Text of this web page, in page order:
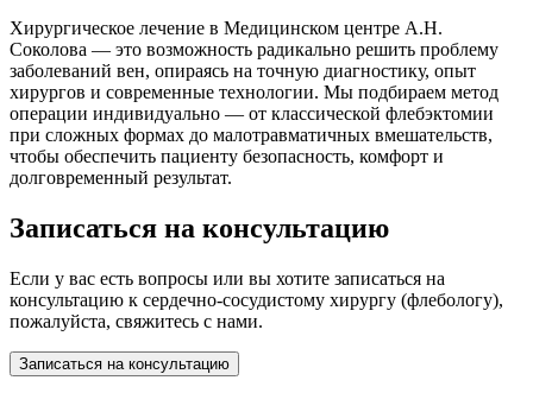
Хирургическое лечение в Медицинском центре А.Н.
Соколова — это возможность радикально решить проблему
заболеваний вен, опираясь на точную диагностику, опыт
хирургов и современные технологии. Мы подбираем метод
операции индивидуально — от классической флебэктомии
при сложных формах до малотравматичных вмешательств,
чтобы обеспечить пациенту безопасность, комфорт и
долговременный результат.
Записаться на консультацию
Если у вас есть вопросы или вы хотите записаться на
консультацию к сердечно-сосудистому хирургу (флебологу),
пожалуйста, свяжитесь с нами.
Записаться на консультацию